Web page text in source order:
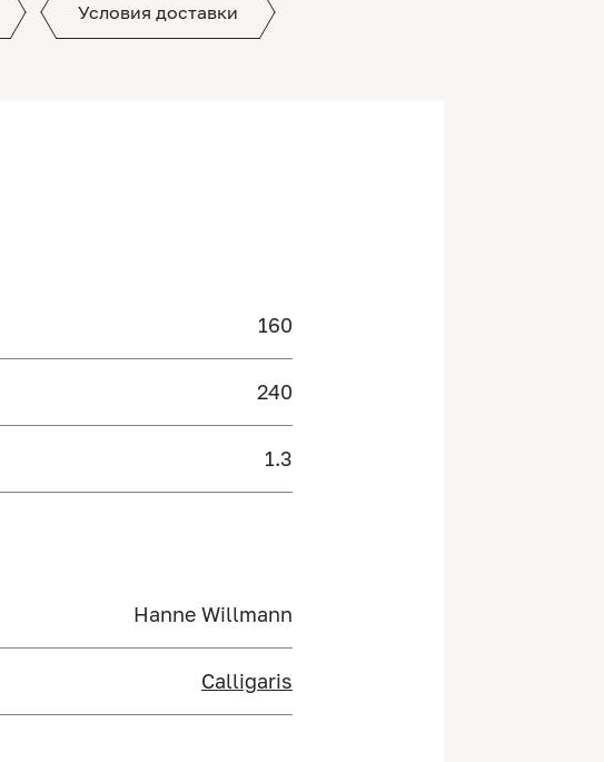
Условия доставки
160
240
1.3
Hanne Willmann
Calligaris